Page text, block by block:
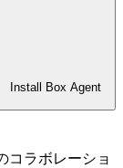
Install Box Agent
コラボレーショ